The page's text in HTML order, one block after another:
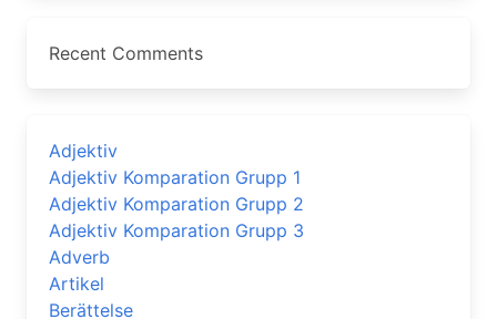
Recent Comments
Adjektiv
Adjektiv Komparation Grupp 1
Adjektiv Komparation Grupp 2
Adjektiv Komparation Grupp 3
Adverb
Artikel
Berättelse